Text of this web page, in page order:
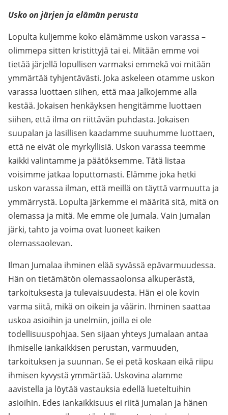
Usko on järjen ja elämän perusta
Lopulta kuljemme koko elämämme uskon varassa –
olimmepa sitten kristittyjä tai ei. Mitään emme voi
tietää järjellä lopullisen varmaksi emmekä voi mitään
ymmärtää tyhjentävästi. Joka askeleen otamme uskon
varassa luottaen siihen, että maa jalkojemme alla
kestää. Jokaisen henkäyksen hengitämme luottaen
siihen, että ilma on riittävän puhdasta. Jokaisen
suupalan ja lasillisen kaadamme suuhumme luottaen,
että ne eivät ole myrkyllisiä. Uskon varassa teemme
kaikki valintamme ja päätöksemme. Tätä listaa
voisimme jatkaa loputtomasti. Elämme joka hetki
uskon varassa ilman, että meillä on täyttä varmuutta ja
ymmärrystä. Lopulta järkemme ei määritä sitä, mitä on
olemassa ja mitä. Me emme ole Jumala. Vain Jumalan
järki, tahto ja voima ovat luoneet kaiken
olemassaolevan.
Ilman Jumalaa ihminen elää syvässä epävarmuudessa.
Hän on tietämätön olemassaolonsa alkuperästä,
tarkoituksesta ja tulevaisuudesta. Hän ei ole kovin
varma siitä, mikä on oikein ja väärin. Ihminen saattaa
uskoa asioihin ja unelmiin, joilla ei ole
todellisuuspohjaa. Sen sijaan yhteys Jumalaan antaa
ihmiselle iankaikkisen perustan, varmuuden,
tarkoituksen ja suunnan. Se ei petä koskaan eikä riipu
ihmisen kyvystä ymmärtää. Uskovina alamme
aavistella ja löytää vastauksia edellä lueteltuihin
asioihin. Edes iankaikkisuus ei riitä Jumalan ja hänen